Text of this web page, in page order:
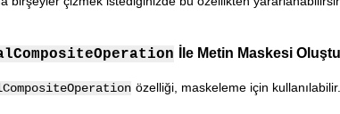
İle Metin Maskesi
özelliği, maskeleme için